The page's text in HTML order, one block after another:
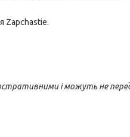
Zapchastie.
і можуть не